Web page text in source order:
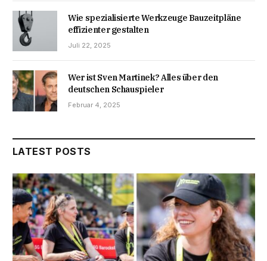
Wie spezialisierte Werkzeuge Bauzeitpläne
effizienter gestalten
Juli 22, 2025
Wer ist Sven Martinek? Alles über den
deutschen Schauspieler
Februar 4, 2025
LATEST POSTS